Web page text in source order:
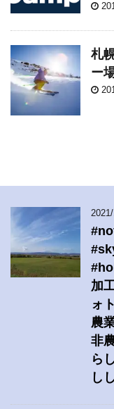
札
ー
加
ォ
農
非
ら
し